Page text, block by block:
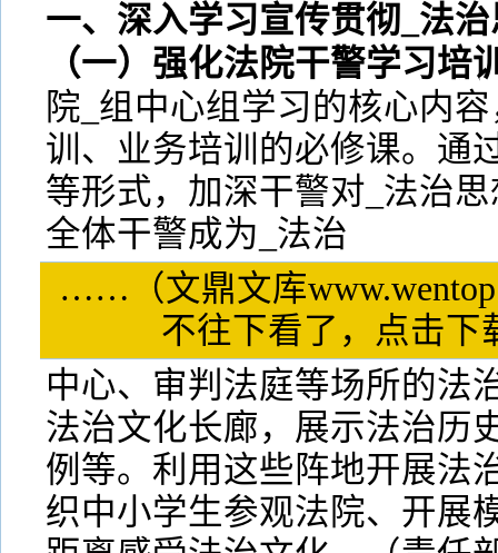
一、深入学习宣传贯彻_法
（一）强化法院干警学习培
院_组中心组学习的核心内
训、业务培训的必修课。通
等形式，加深干警对_法治
全体干警成为_法治
……（文鼎文库
不往下看了，点击
中心、审判法庭等场所的法
法治文化长廊，展示法治历
例等。利用这些阵地开展法
织中小学生参观法院、开展